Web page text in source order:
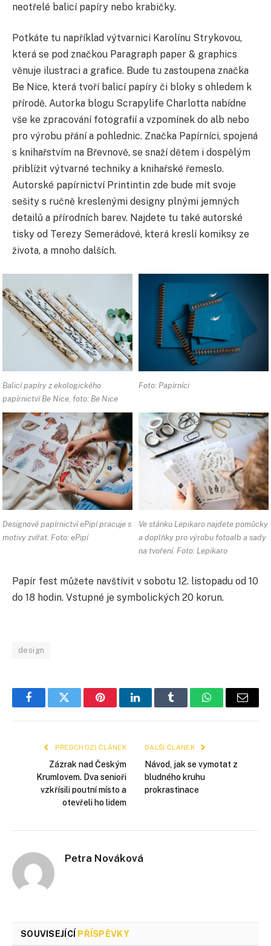
neotřelé balicí papíry nebo krabičky.
Potkáte tu například výtvarnici Karolínu Strykovou,
která se pod značkou Paragraph paper & graphics
věnuje ilustraci a grafice. Bude tu zastoupena značka
Be Nice, která tvoří balicí papíry či bloky s ohledem k
přírodě. Autorka blogu Scrapylife Charlotta nabídne
vše ke zpracování fotografií a vzpomínek do alb nebo
pro výrobu přání a pohlednic. Značka Papírníci, spojená
s knihařstvím na Břevnově, se snaží dětem i dospělým
přiblížit výtvarné techniky a knihařské řemeslo.
Autorské papírnictví Printintin zde bude mít svoje
sešity s ručně kreslenými designy plnými jemných
detailů a přírodních barev. Najdete tu také autorské
tisky od Terezy Semerádové, která kreslí komiksy ze
života, a mnoho dalších.
Balicí papíry z ekologického
papírnictví Be Nice, foto: Be Nice
Foto: Papírníci
Designové papírnictví ePipí pracuje s
motivy zvířat. Foto: ePipí
Ve stánku Lepikaro najdete pomůcky
a doplňky pro výrobu fotoalb a sady
na tvoření. Foto: Lepikaro
Papír fest můžete navštívit v sobotu 12. listopadu od 10
do 18 hodin. Vstupné je symbolických 20 korun.
design
FacebookTwitter PinterestLinkedInTumblr WhatsApp
E-
PŘEDCHOZÍ ČLÁNEK
Zázrak nad Českým
Krumlovem. Dva senioři
vzkřísili poutní místo a
otevřeli ho lidem
DALŠÍ ČLÁNEK
Návod, jak se vymotat z
bludného kruhu
prokrastinace
Petra Nováková
SOUVISEJÍCÍ PŘÍSPĚVKY